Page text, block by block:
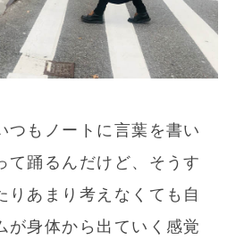
つもノートに言葉を書い
て踊るんだけど、そうす
りあまり考えなくても自
が身体から出ていく感覚